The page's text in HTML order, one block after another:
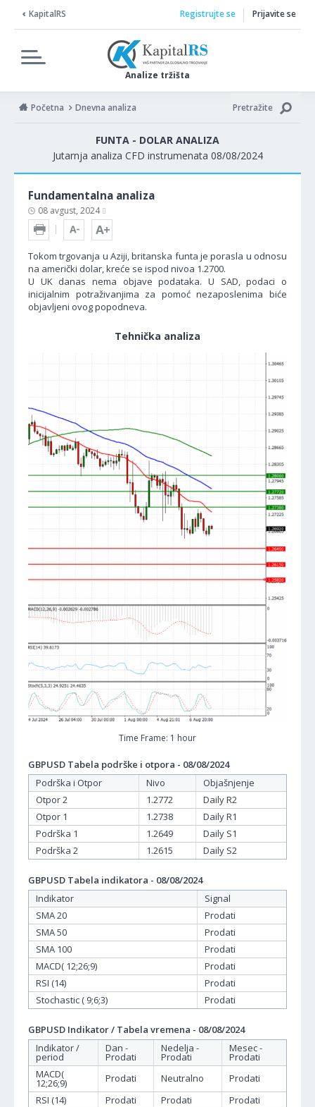
KapitalRS
Analize tržišta
Registrujte se Prijavite se
Početna Dnevna analiza Pretražite
FUNTA - DOLAR ANALIZA
Jutarnja analiza CFD instrumenata 08/08/2024
Fundamentalna analiza
08 avgust, 2024
Tokom trgovanja u Aziji, britanska funta je porasla u odnosu
na američki dolar, kreće se ispod nivoa 1.2700.
U UK danas nema objave podataka. U SAD, podaci o
inicijalnim potraživanjima za pomoć nezaposlenima biće
objavljeni ovog popodneva.
Tehnička analiza
Time Frame: 1 hour
GBPUSD Tabela podrške i otpora - 08/08/2024
Podrška i Otpor
Nivo
Objašnjenje
Otpor 2
1.2772
Daily R2
Otpor 1
1.2738
Daily R1
Podrška 1
1.2649
Daily S1
Podrška 2
1.2615 Daily S2
GBPUSD Tabela indikatora - 08/08/2024
Indikator
Signal
SMA 20
Prodati
SMA 50
Prodati
SMA 100
Prodati
MACD( 12;26;9)
Prodati
RSI (14)
Prodati
Stochastic ( 9;6;3)
Prodati
GBPUSD Indikator / Tabela vremena - 08/08/2024
Indikator /
period
Dan -
Prodati
Nedelja -
Prodati
Mesec -
Prodati
MACD(
12;26;9) Prodati Neutralno
Prodati
RSI (14)
Prodati Prodati
Prodati